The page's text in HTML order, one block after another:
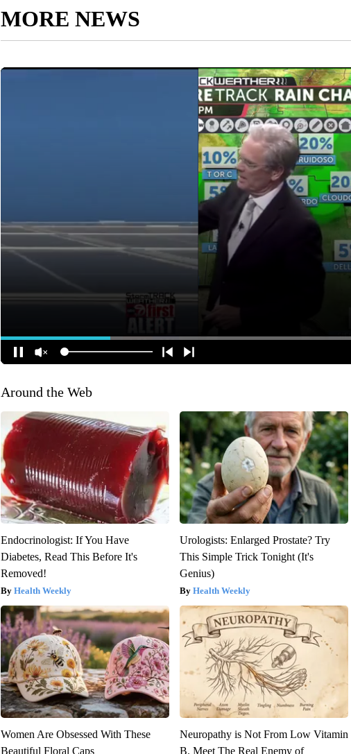
MORE NEWS
Around the Web
Endocrinologist: If You Have
Diabetes, Read This Before It's
Removed!
Health Weekly
Urologists: Enlarged Prostate? Try
This Simple Trick Tonight (It's
Genius)
Health Weekly
Women Are Obsessed With These
Beautiful Floral Caps
Neuropathy is Not From Low Vitamin
B. Meet The Real Enemy of